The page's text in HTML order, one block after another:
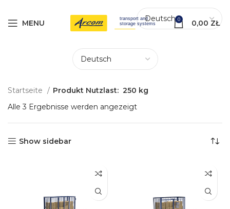
MENU 0 0,00 ZŁ
Startseite Produkt Nutzlast: 250 kg
Alle 3 Ergebnisse werden angezeigt
Show sidebar